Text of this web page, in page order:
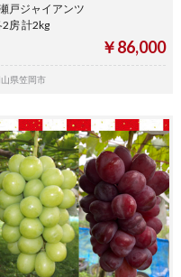
戸ジャイアンツ
2房 計2kg
￥86,000
山県笠岡市